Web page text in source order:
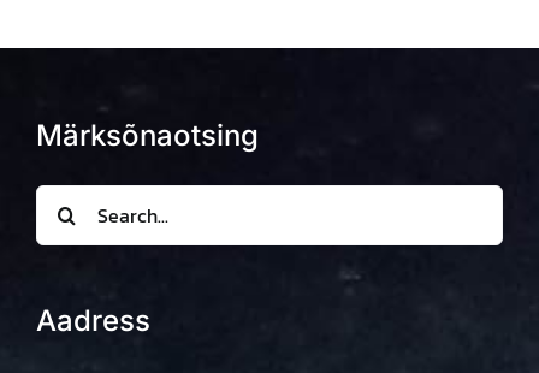
Märksõnaotsing
Search
for:
Aadress